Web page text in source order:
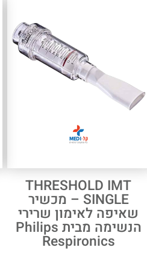
THRESHOLD IMT
SINGLE – מכשיר
שאיפה לאימון שרירי
הנשימה מבית Philips
Respironics